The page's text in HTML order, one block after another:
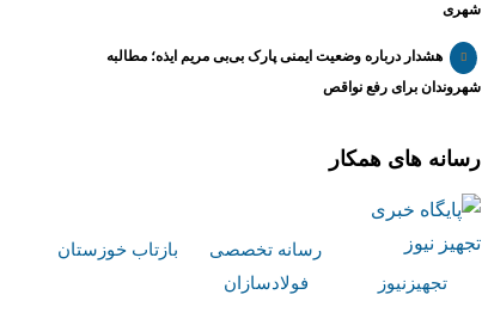
شهری
هشدار درباره وضعیت ایمنی پارک بی‌بی مریم ایذه؛ مطالبه
شهروندان برای رفع نواقص
رسانه های همکار
تجهیزنیوز
رسانه تخصصی
فولادسازان
بازتاب خوزستان